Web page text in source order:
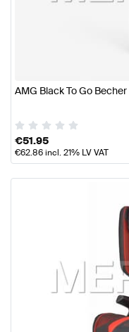
AMG Black To Go
€51.95
€62.86incl. 21% LV VAT